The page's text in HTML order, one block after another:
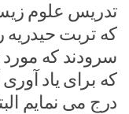
تدریس علوم
که تربت حیدریه
سرودند که
که برای یاد آوری
درج می نمایم